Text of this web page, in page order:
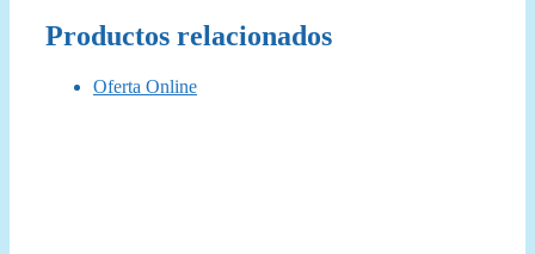
Productos relacionados
Oferta Online